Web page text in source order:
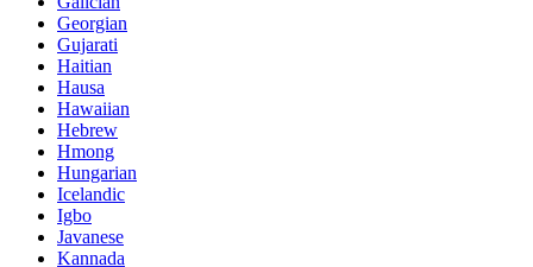
Georgian
Gujarati
Haitian
Hausa
Hawaiian
Hebrew
Hmong
Hungarian
Icelandic
Igbo
Javanese
Kannada